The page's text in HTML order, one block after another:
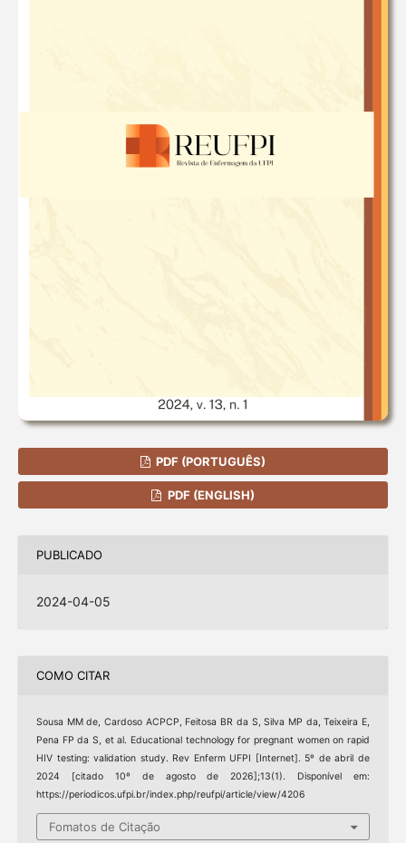
PDF (PORTUGUÊS)
PDF (ENGLISH)
PUBLICADO
2024-04-05
COMO CITAR
Sousa MM de, Cardoso ACPCP, Feitosa BR da S, Silva MP da, Teixeira E,
Pena FP da S, et al. Educational technology for pregnant women on rapid
HIV testing: validation study. Rev Enferm UFPI [Internet]. 5º de abril de
2024 [citado 10º de agosto de 2026];13(1). Disponível em:
https://periodicos.ufpi.br/index.php/reufpi/article/view/4206
Fomatos de Citação